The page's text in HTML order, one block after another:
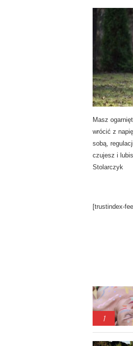
Masz
wrócić z
sobą,
czujesz i
Stolarczyk
[trustindex-
1